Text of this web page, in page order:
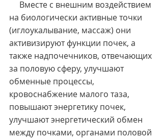
на биологически активные точки
(иглоукалывание, массаж) они
активизируют функции почек, а
также надпочечников, отвечающих
за половую сферу, улучшают
обменные процессы,
кровоснабжение малого таза,
повышают энергетику почек,
улучшают энергетический обмен
между почками, органами половой